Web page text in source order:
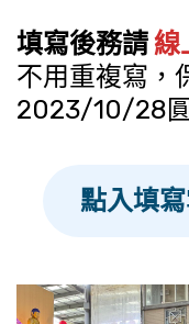
填寫後務請線
不用重複寫，
2023/10/28圓
點入填